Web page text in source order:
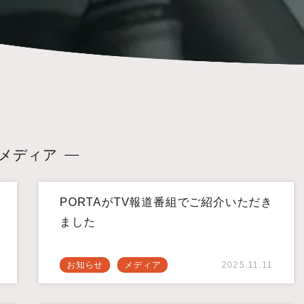
メディア
PORTAがTV報道番組でご紹介いただき
ました
お知らせ メディア 2025.11.11